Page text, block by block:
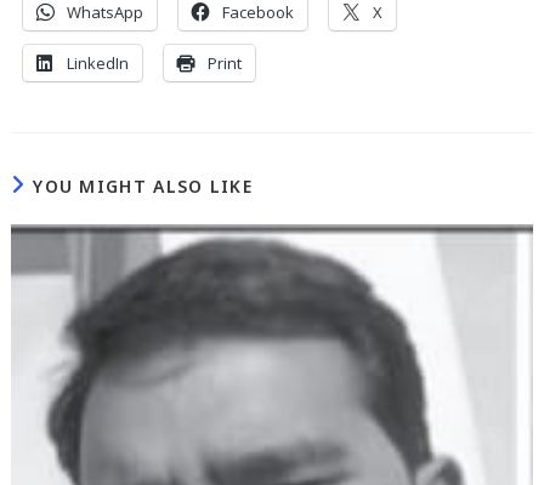
WhatsApp Facebook X
LinkedIn Print
YOU MIGHT ALSO LIKE